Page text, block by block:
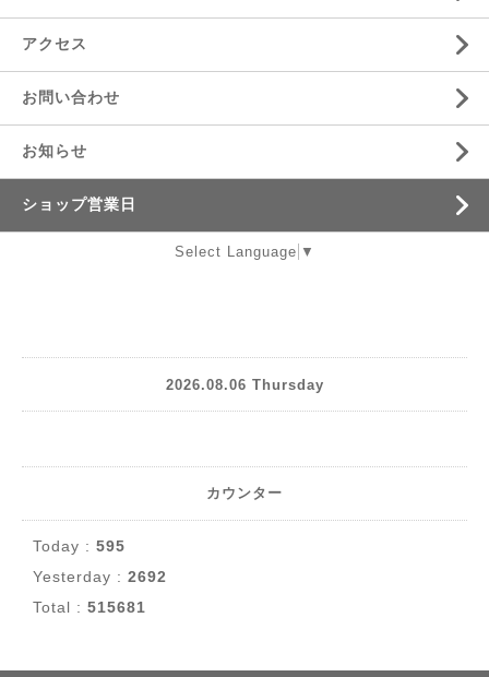
アクセス
お問い合わせ
お知らせ
ショップ営業日
Select Language ▼
2026.08.06 Thursday
カウンター
Today : 595
Yesterday : 2692
Total : 515681